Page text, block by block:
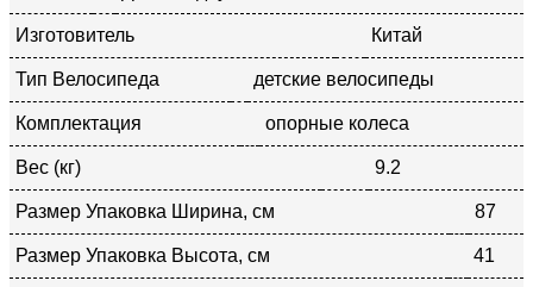
Изготовитель Китай
Тип Велосипеда детские велосипеды
Комплектация опорные колеса
Вес (кг) 9.2
Размер Упаковка Ширина, см 87
Размер Упаковка Высота, см 41